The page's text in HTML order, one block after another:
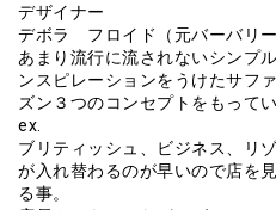
デザイナー
デボラ フロイド（元バーバリー
あまり流行に流されないシンプ
ンスピレーションをうけたサフ
ズン３つのコンセプトをもってい
ex.
ブリティッシュ、ビジネス、リ
が入れ替わるのが早いので店を
る事。